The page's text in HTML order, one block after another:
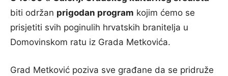
biti održan prigodan program kojim ćemo se
prisjetiti svih poginulih hrvatskih branitelja u
Domovinskom ratu iz Grada Metkovića.
Grad Metković poziva sve građane da se pridruže